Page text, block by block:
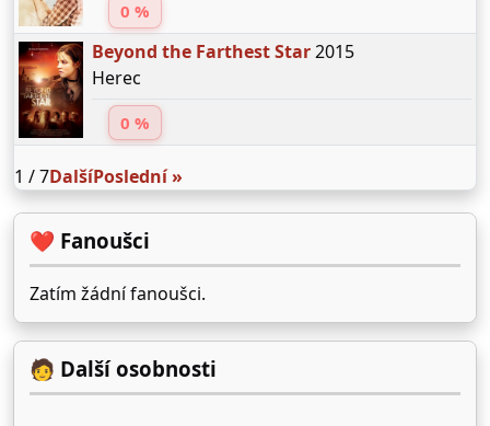
0 %
Beyond the Farthest Star2015
Herec
0 %
1 / 7DalšíPoslední »
❤️ Fanoušci
Zatím žádní fanoušci.
🧑 Další osobnosti